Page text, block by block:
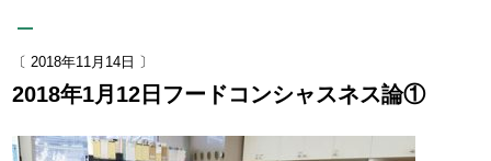
〔 2018年11月14日 〕
2018年1月12日フードコンシャスネス論①